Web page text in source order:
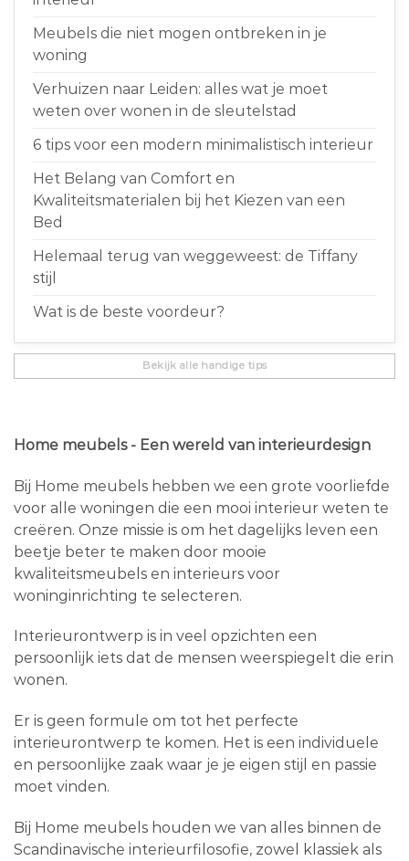
Meubels die niet mogen ontbreken in je
woning
Verhuizen naar Leiden: alles wat je moet
weten over wonen in de sleutelstad
6 tips voor een modern minimalistisch interieur
Het Belang van Comfort en
Kwaliteitsmaterialen bij het Kiezen van een
Bed
Helemaal terug van weggeweest: de Tiffany
stijl
Wat is de beste voordeur?
Bekijk alle handige tips
Home meubels - Een wereld van interieurdesign
Bij Home meubels hebben we een grote voorliefde
voor alle woningen die een mooi interieur weten te
creëren. Onze missie is om het dagelijks leven een
beetje beter te maken door mooie
kwaliteitsmeubels en interieurs voor
woninginrichting te selecteren.
Interieurontwerp is in veel opzichten een
persoonlijk iets dat de mensen weerspiegelt die erin
wonen.
Er is geen formule om tot het perfecte
interieurontwerp te komen. Het is een individuele
en persoonlijke zaak waar je je eigen stijl en passie
moet vinden.
Bij Home meubels houden we van alles binnen de
Scandinavische interieurfilosofie, zowel klassiek als